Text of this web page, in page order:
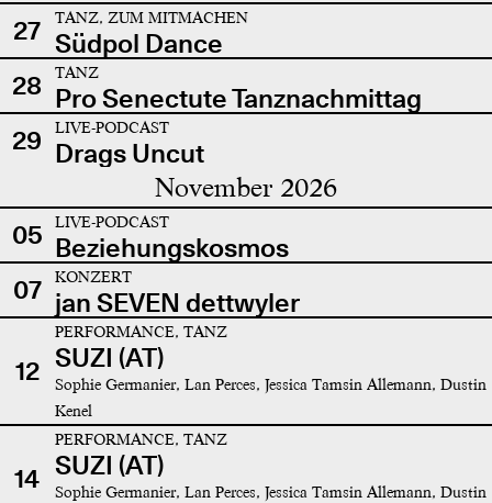
27 TANZ, ZUM MITMACHEN
Südpol Dance
28
TANZ
Pro Senectute Tanznachmittag
29
LIVE-PODCAST
Drags Uncut
November 2026
05 LIVE-PODCAST
Beziehungskosmos
07
KONZERT
jan SEVEN dettwyler
12
PERFORMANCE, TANZ
SUZI (AT)
Sophie Germanier, Lan Perces, Jessica Tamsin Allemann, Dustin
Kenel
14
PERFORMANCE, TANZ
SUZI (AT)
Sophie Germanier, Lan Perces, Jessica Tamsin Allemann, Dustin